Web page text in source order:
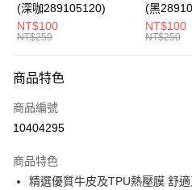
ATM付款
宅配
每筆NT$80，滿NT$990(含以上)免
付款後門市自取
每筆NT$80，滿NT$699(含以上)免
跨境配送 港澳、新馬
(深咖289105120)
NT$100
NT$250
(黑
NT$100
NT$250
商品特色
商品編號
10404295
商品特色
精選優質牛皮及TPU熱壓膜 舒